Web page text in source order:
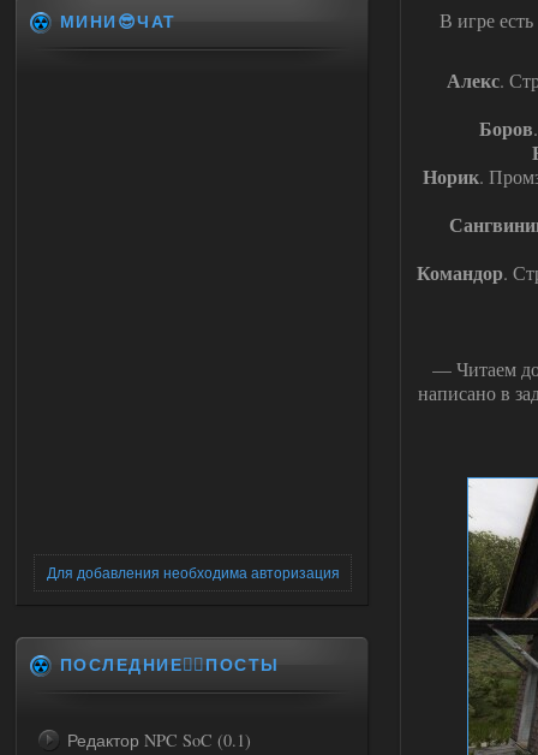
В игре
Алекс.
Боров
Норик.
Командор.
— Читаем
написано в
МИНИ😎ЧАТ
Для добавления необходима авторизация
ПОСЛЕДНИЕ✍🏻ПОСТЫ
Редактор NPC SoC (0.1)